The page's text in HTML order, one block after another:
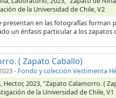
de la Universidad de Chile, V2
presentan en las fotografías forman
un énfasis particular a los
( Zapato Caballo)
- Fondo y colección Vestimenta
Hector, 2023, "Zapato Calamorro. (
de la Universidad de Chile, V1